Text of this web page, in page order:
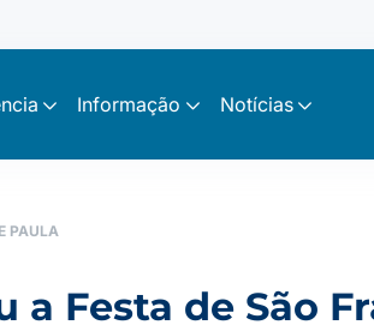
Informação Notícias
PAULA
Festa de São